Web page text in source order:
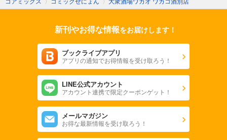
新刊やお得な情報をお届けします！
ブックライブアプリ
アプリの通知でお得情報を受け取ろう！
LINE公式アカウント
アカウント連携で限定クーポンゲット！
メールマガジン
お得な最新情報を受け取ろう！